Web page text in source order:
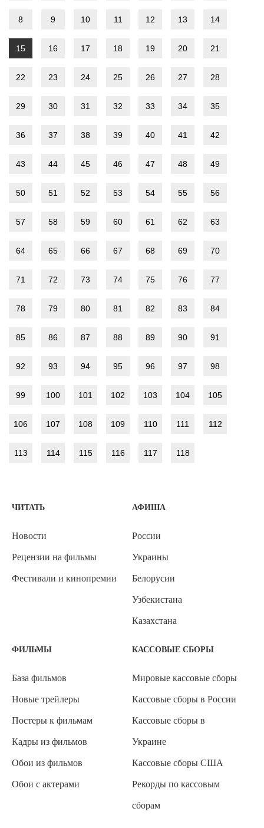
8 9 10 11 12 13 14
15 16 17 18 19 20 21
22 23 24 25 26 27 28
29 30 31 32 33 34 35
36 37 38 39 40 41 42
43 44 45 46 47 48 49
50 51 52 53 54 55 56
57 58 59 60 61 62 63
64 65 66 67 68 69 70
71 72 73 74 75 76 77
78 79 80 81 82 83 84
85 86 87 88 89 90 91
92 93 94 95 96 97 98
99 100 101 102 103 104 105
106 107 108 109 110 111 112
113 114 115 116 117 118
ЧИТАТЬ
Новости
Рецензии на фильмы
Фестивали и кинопремии
АФИША
России
Украины
Белорусии
Узбекистана
Казахстана
ФИЛЬМЫ
База фильмов
Новые трейлеры
Постеры к фильмам
Кадры из фильмов
Обои из фильмов
Обои с актерами
КАССОВЫЕ СБОРЫ
Мировые кассовые сборы
Кассовые сборы в России
Кассовые сборы в
Украине
Кассовые сборы США
Рекорды по кассовым
сборам